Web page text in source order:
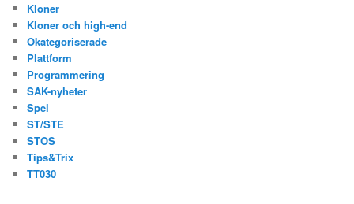
Kloner
Kloner och high-end
Okategoriserade
Plattform
Programmering
SAK-nyheter
Spel
ST/STE
STOS
Tips&Trix
TT030